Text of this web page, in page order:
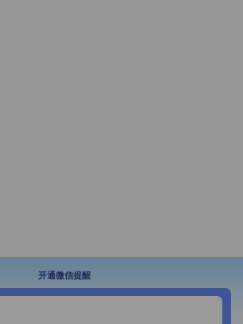
开通微信提醒